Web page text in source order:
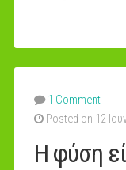
1 Comment
Posted on 12
Η φύση